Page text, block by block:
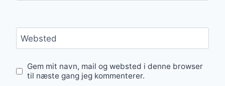
Websted
Gem mit navn, mail og websted i denne browser
til næste gang jeg kommenterer.